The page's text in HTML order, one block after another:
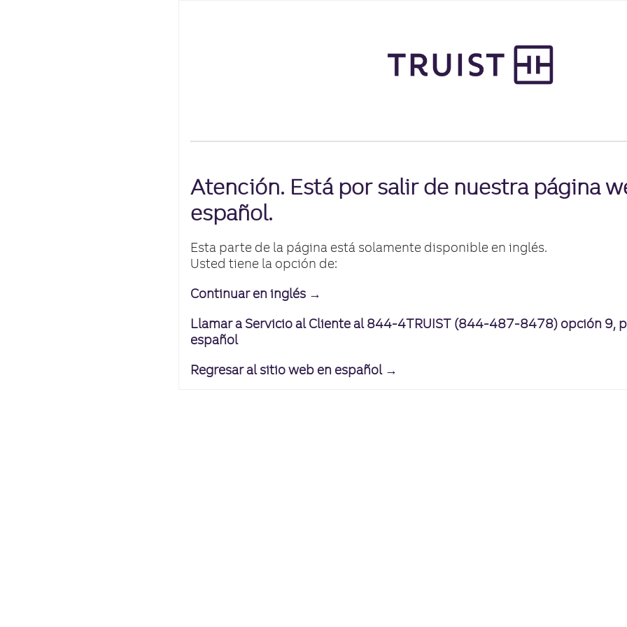
Atención. Está por salir de nuestra página
español.
Esta parte de la página está solamente disponible en inglés.
Usted tiene la opción de:
Continuar en inglés →
Llamar a Servicio al Cliente al 844-4TRUIST (844-487-8478) opción 9,
español
Regresar al sitio web en español →